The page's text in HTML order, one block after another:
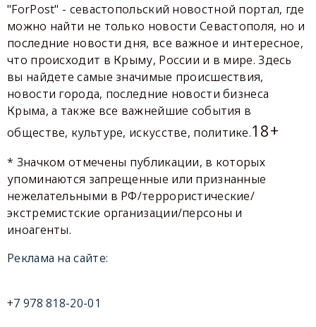
"ForPost" - севастопольский новостной портал, где
можно найти не только новости Севастополя, но и
последние новости дня, все важное и интересное,
что происходит в Крыму, России и в мире. Здесь
вы найдете самые значимые происшествия,
новости города, последние новости бизнеса
Крыма, а также все важнейшие события в
обществе, культуре, искусстве, политике.18+
* Значком отмечены публикации, в которых
упоминаются запрещенные или признанные
нежелательными в РФ/террористические/
экстремистские организации/персоны и
иноагенты.
Реклама на сайте:
+7 978 818-20-01